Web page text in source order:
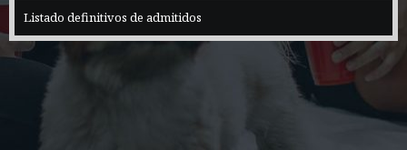
Listado definitivos de admitidos